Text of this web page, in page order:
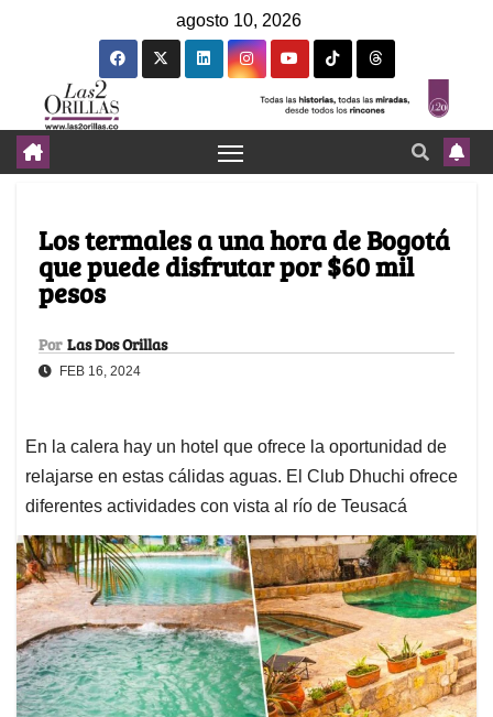
agosto 10, 2026
Los termales a una hora de Bogotá
que puede disfrutar por $60 mil
pesos
Por Las Dos Orillas
FEB 16, 2024
En la calera hay un hotel que ofrece la oportunidad de
relajarse en estas cálidas aguas. El Club Dhuchi ofrece
diferentes actividades con vista al río de Teusacá